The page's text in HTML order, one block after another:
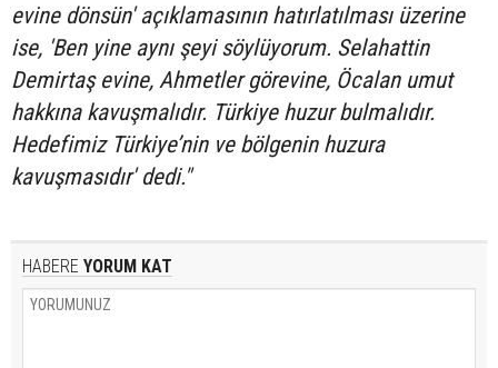
evine dönsün' açıklamasının hatırlatılması üzerine
ise, 'Ben yine aynı şeyi söylüyorum. Selahattin
Demirtaş evine, Ahmetler görevine, Öcalan umut
hakkına kavuşmalıdır. Türkiye huzur bulmalıdır.
Hedefimiz Türkiye’nin ve bölgenin huzura
kavuşmasıdır' dedi."
HABERE YORUM KAT